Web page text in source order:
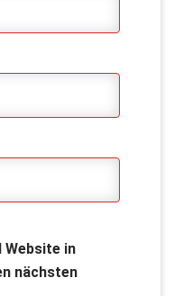
Website in
nächsten